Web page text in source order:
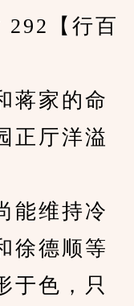
家的命
正厅洋溢
维持冷
徐德顺等
于色，只